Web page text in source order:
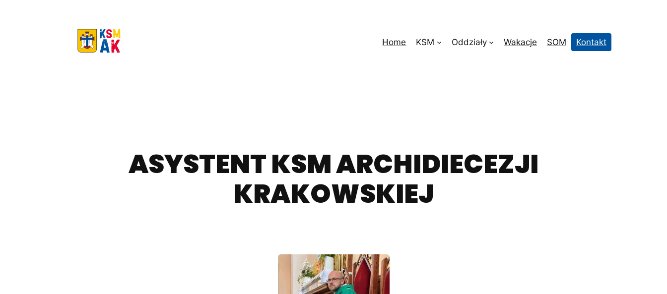
Home KSM Oddziały Wakacje SOM Kontakt
ASYSTENT KSM ARCHIDIECEZJI
KRAKOWSKIEJ